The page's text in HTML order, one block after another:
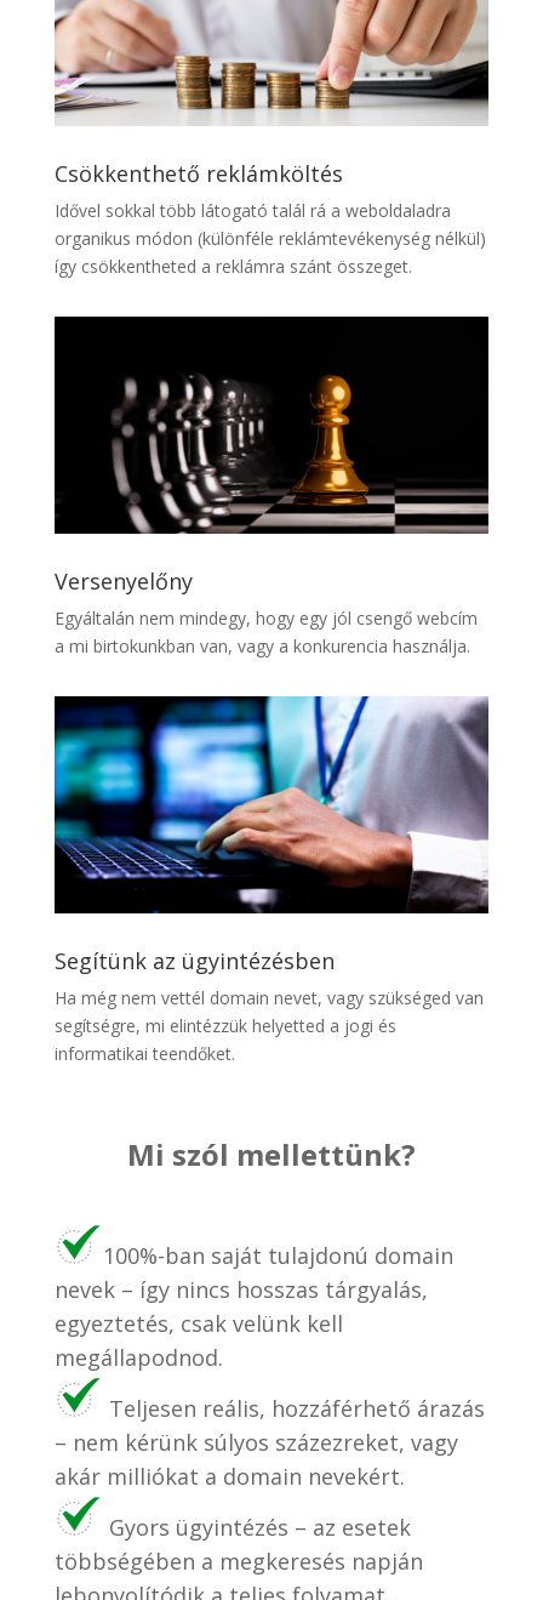
Csökkenthető reklámköltés
Idővel sokkal több látogató talál rá a weboldaladra
organikus módon (különféle reklámtevékenység nélkül)
így csökkentheted a reklámra szánt összeget.
Versenyelőny
Egyáltalán nem mindegy, hogy egy jól csengő webcím
a mi birtokunkban van, vagy a konkurencia használja.
Segítünk az ügyintézésben
Ha még nem vettél domain nevet, vagy szükséged van
segítségre, mi elintézzük helyetted a jogi és
informatikai teendőket.
Mi szól mellettünk?
100%-ban saját tulajdonú domain
nevek – így nincs hosszas tárgyalás,
egyeztetés, csak velünk kell
megállapodnod.
Teljesen reális, hozzáférhető árazás
– nem kérünk súlyos százezreket, vagy
akár milliókat a domain nevekért.
Gyors ügyintézés – az esetek
többségében a megkeresés napján